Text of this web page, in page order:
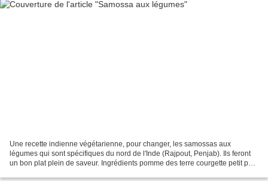
Une recette indienne végétarienne, pour changer, les samossas aux
légumes qui sont spécifiques du nord de l'Inde (Rajpout, Penjab). Ils feront
un bon plat plein de saveur. Ingrédients pomme des terre courgette petit pois